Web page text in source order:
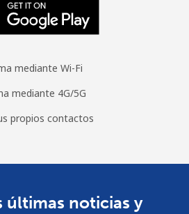
mediante Wi-Fi
mediante 4G/5G
propios contactos
últimas noticias y